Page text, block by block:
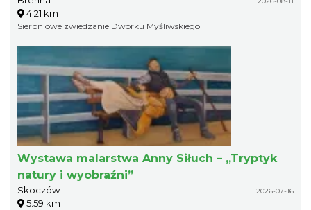
4.21 km
Sierpniowe zwiedzanie Dworku Myśliwskiego
Wystawa malarstwa Anny Siłuch – „Tryptyk
natury i wyobraźni”
Skoczów 2026-07-16
5.59 km